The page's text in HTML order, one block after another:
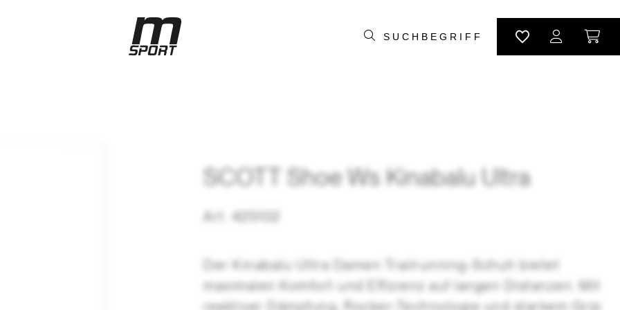
SCOTT Shoe Ws Kinabalu Ultra
Art. 425102
Der Kinabalu Ultra Damen Trailrunning-Schuh bietet
maximalen Komfort und Effizienz auf langen Distanzen. Mit
reaktiver Dämpfung, Rocker-Technologie und starkem Grip